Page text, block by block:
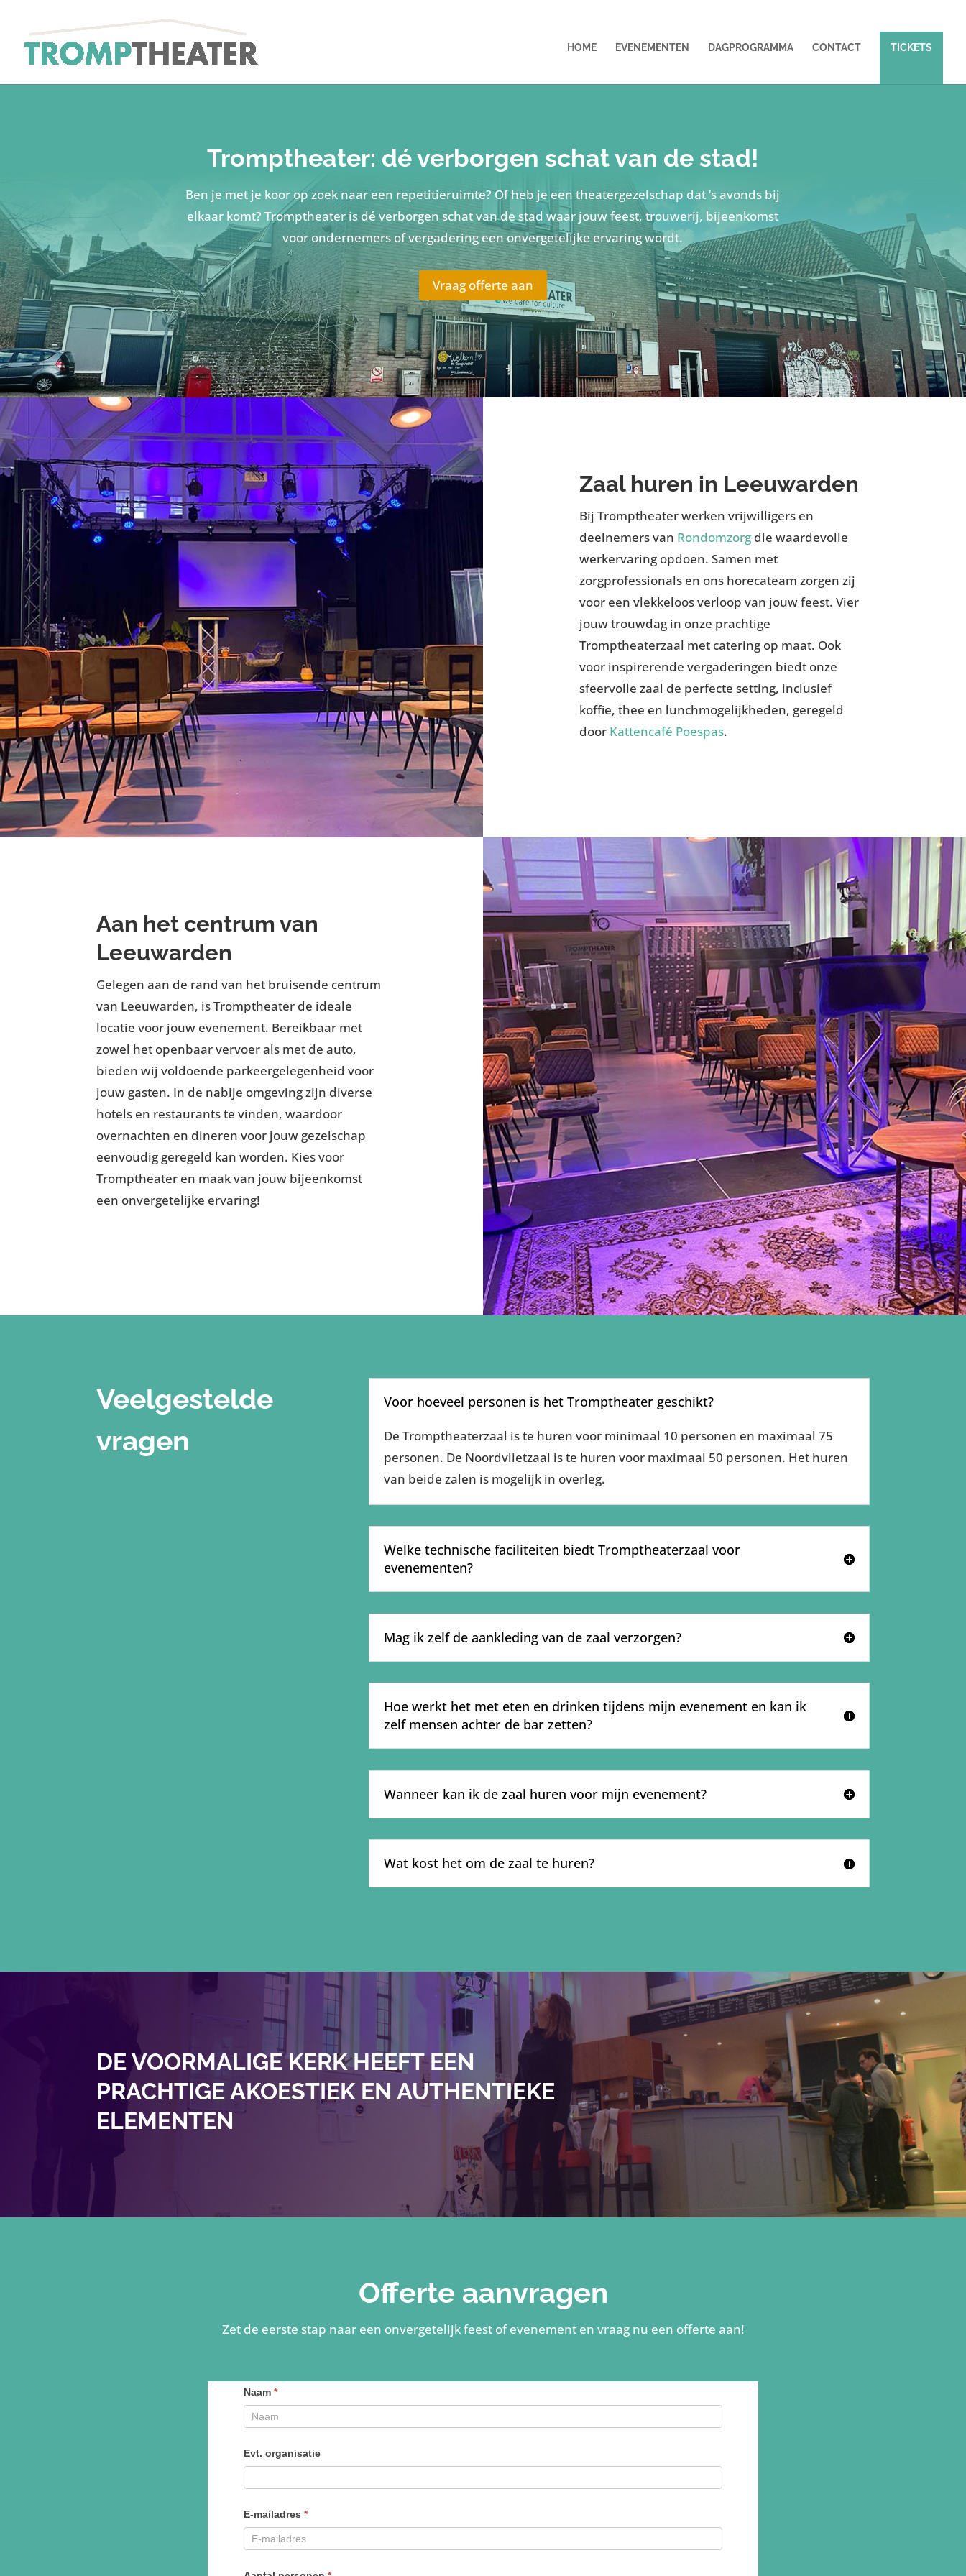
HOME EVENEMENTEN DAGPROGRAMMA CONTACT TICKETS
Tromptheater: dé verborgen schat van de stad!
Ben je met je koor op zoek naar een repetitieruimte? Of heb je een theatergezelschap dat ‘s avonds bij
elkaar komt? Tromptheater is dé verborgen schat van de stad waar jouw feest, trouwerij, bijeenkomst
voor ondernemers of vergadering een onvergetelijke ervaring wordt.
Vraag offerte aan
Zaal huren in Leeuwarden
Bij Tromptheater werken vrijwilligers en
deelnemers van Rondomzorg die waardevolle
werkervaring opdoen. Samen met
zorgprofessionals en ons horecateam zorgen zij
voor een vlekkeloos verloop van jouw feest. Vier
jouw trouwdag in onze prachtige
Tromptheaterzaal met catering op maat. Ook
voor inspirerende vergaderingen biedt onze
sfeervolle zaal de perfecte setting, inclusief
koffie, thee en lunchmogelijkheden, geregeld
door Kattencafé Poespas.
Aan het centrum van
Leeuwarden
Gelegen aan de rand van het bruisende centrum
van Leeuwarden, is Tromptheater de ideale
locatie voor jouw evenement. Bereikbaar met
zowel het openbaar vervoer als met de auto,
bieden wij voldoende parkeergelegenheid voor
jouw gasten. In de nabije omgeving zijn diverse
hotels en restaurants te vinden, waardoor
overnachten en dineren voor jouw gezelschap
eenvoudig geregeld kan worden. Kies voor
Tromptheater en maak van jouw bijeenkomst
een onvergetelijke ervaring!
Veelgestelde
vragen
Voor hoeveel personen is het Tromptheater geschikt?
De Tromptheaterzaal is te huren voor minimaal 10 personen en maximaal 75
personen. De Noordvlietzaal is te huren voor maximaal 50 personen. Het huren
van beide zalen is mogelijk in overleg.
Welke technische faciliteiten biedt Tromptheaterzaal voor
evenementen?
Mag ik zelf de aankleding van de zaal verzorgen?
Hoe werkt het met eten en drinken tijdens mijn evenement en kan ik
zelf mensen achter de bar zetten?
Wanneer kan ik de zaal huren voor mijn evenement?
Wat kost het om de zaal te huren?
DE VOORMALIGE KERK HEEFT EEN
PRACHTIGE AKOESTIEK EN AUTHENTIEKE
ELEMENTEN
Offerte aanvragen
Zet de eerste stap naar een onvergetelijk feest of evenement en vraag nu een offerte aan!
Offerte
opvragen
Naam *
Evt. organisatie
E-mailadres *